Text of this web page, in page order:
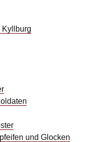
Kyllburg
und Glocken